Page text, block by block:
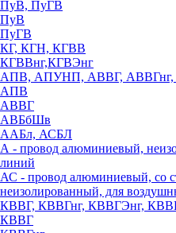
ПуВ, ПуГВ
ПуВ
ПуГВ
КГ, КГН, КГВВ
КГВВнг,КГВЭнг
АПВ, АПУНП, АВВГ,
АПВ
АВВГ
АВБбШв
ААБл, АСБЛ
А - провод алюминиевый,
линий
АС - провод алюминиевый, со
неизолированный, для
КВВГ, КВВГнг, КВВГЭнг,
КВВГ